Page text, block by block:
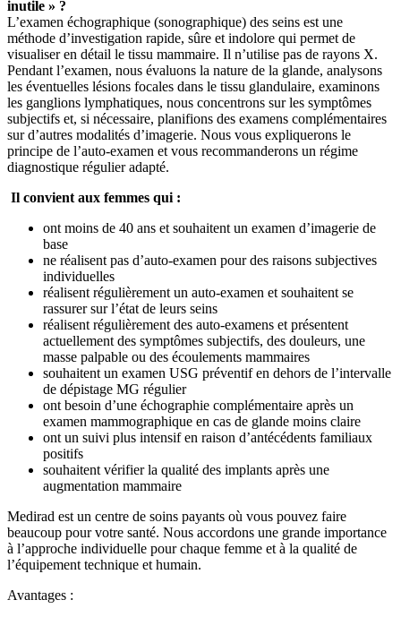
inutile » ?
L’examen échographique (sonographique) des seins est une
méthode d’investigation rapide, sûre et indolore qui permet de
visualiser en détail le tissu mammaire. Il n’utilise pas de rayons X.
Pendant l’examen, nous évaluons la nature de la glande, analysons
les éventuelles lésions focales dans le tissu glandulaire, examinons
les ganglions lymphatiques, nous concentrons sur les symptômes
subjectifs et, si nécessaire, planifions des examens complémentaires
sur d’autres modalités d’imagerie. Nous vous expliquerons le
principe de l’auto-examen et vous recommanderons un régime
diagnostique régulier adapté.
Il convient aux femmes qui :
ont moins de 40 ans et souhaitent un examen d’imagerie de
base
ne réalisent pas d’auto-examen pour des raisons subjectives
individuelles
réalisent régulièrement un auto-examen et souhaitent se
rassurer sur l’état de leurs seins
réalisent régulièrement des auto-examens et présentent
actuellement des symptômes subjectifs, des douleurs, une
masse palpable ou des écoulements mammaires
souhaitent un examen USG préventif en dehors de l’intervalle
de dépistage MG régulier
ont besoin d’une échographie complémentaire après un
examen mammographique en cas de glande moins claire
ont un suivi plus intensif en raison d’antécédents familiaux
positifs
souhaitent vérifier la qualité des implants après une
augmentation mammaire
Medirad est un centre de soins payants où vous pouvez faire
beaucoup pour votre santé. Nous accordons une grande importance
à l’approche individuelle pour chaque femme et à la qualité de
l’équipement technique et humain.
Avantages :